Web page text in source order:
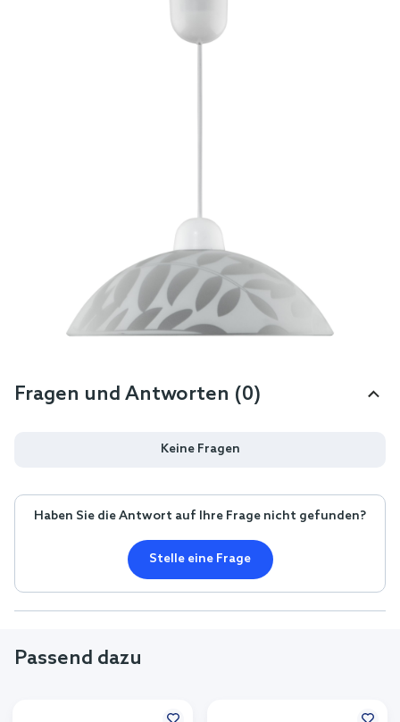
Fragen und Antworten (0)
Keine Fragen
Haben Sie die Antwort auf Ihre Frage nicht gefunden?
Stelle eine Frage
Passend dazu